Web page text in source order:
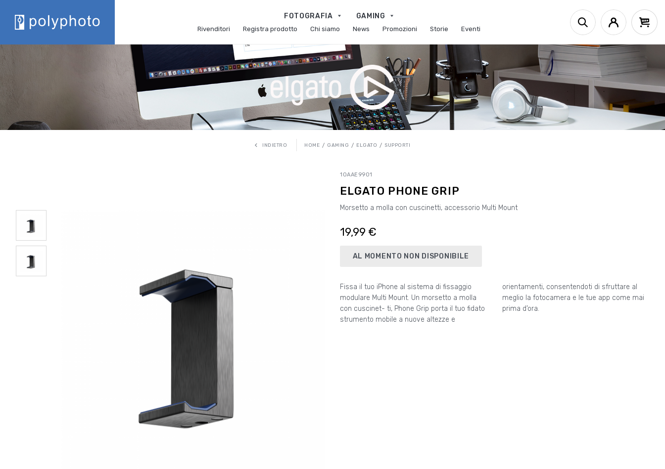
FOTOGRAFIA GAMING
Rivenditori Registra prodotto Chi siamo News Promozioni Storie Eventi
INDIETRO HOME GAMING ELGATO SUPPORTI
10AAE9901
ELGATO PHONE GRIP
Morsetto a molla con cuscinetti, accessorio Multi Mount
19,99 €
AL MOMENTO NON DISPONIBILE
Fissa il tuo iPhone al sistema di fissaggio
modulare Multi Mount. Un morsetto a molla
con cuscinet- ti, Phone Grip porta il tuo fidato
strumento mobile a nuove altezze e
orientamenti, consentendoti di sfruttare al
meglio la fotocamera e le tue app come mai
prima d’ora.